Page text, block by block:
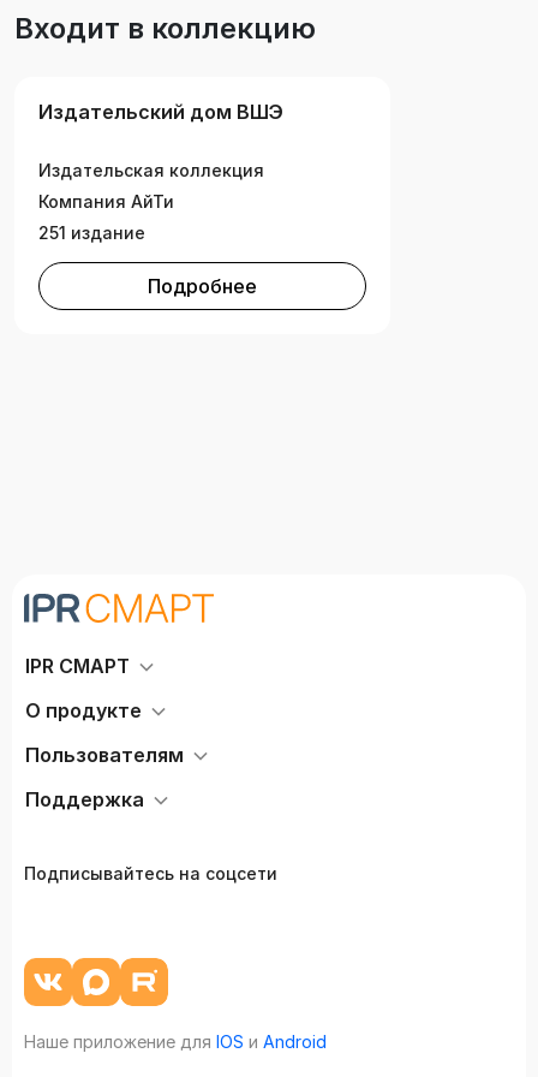
исследованиями животных.
Входит в коллекцию
Издательский дом ВШЭ
Издательская коллекция
Компания АйТи
251 издание
Подробнее
IPR СМАРТ
О продукте
Пользователям
Поддержка
Подписывайтесь на соцсети
Наше приложение для IOS и Android